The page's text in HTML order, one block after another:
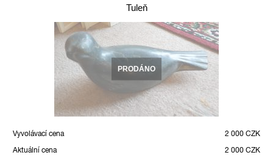
Tuleň
PRODÁNO
Vyvolávací cena
2 000 CZK
Aktuální cena
2 000 CZK